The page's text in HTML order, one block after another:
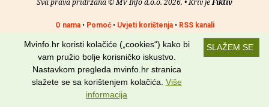
Sva prava pridržana © MV Info d.o.o. 2026. • Kriv jeFiktiv
O nama• Pomoć• Uvjeti korištenja• RSS kanali
Potraži nas na: SLAŽEM SE
Mvinfo.hr koristi kolačiće („cookies“) kako bi
vam pružio bolje korisničko iskustvo.
Nastavkom pregleda mvinfo.hr stranica
slažete se sa korištenjem kolačića. Više
informacija